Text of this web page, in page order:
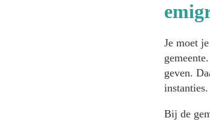
Je moet
geven.
instanties.
Bij de